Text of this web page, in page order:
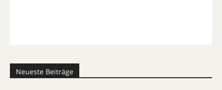
Neueste Beiträge